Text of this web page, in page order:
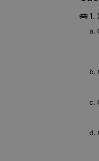
Điểm
đón/trả dọc đường và
phòng 13 Hàng Thùng, Hà
🚌 1.
a.
b.
c.
d.